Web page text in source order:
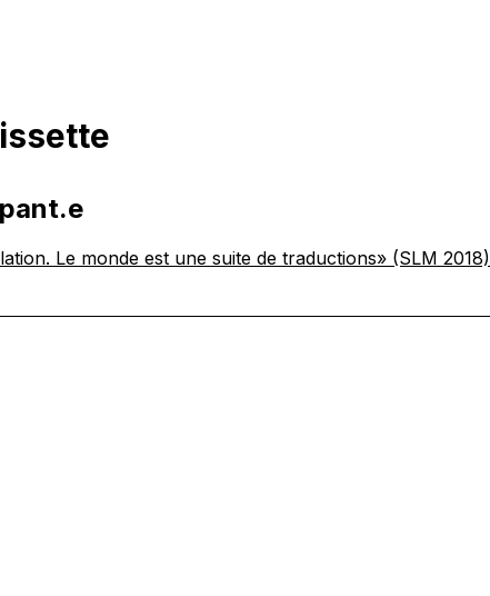
Le monde est une suite de traductions» (SLM 2018)